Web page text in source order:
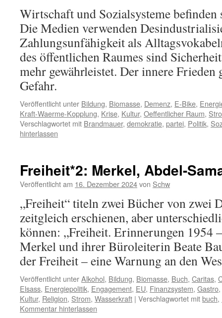
Wirtschaft und Sozialsysteme
Die Medien verwenden
Zahlungsunfähigkeit als
des öffentlichen Raumes sind
mehr gewährleistet. Der innere Frieden
Gefahr.
Veröffentlicht unter Bildung, Biomasse, Demenz, E-Bike,
Kraft-Waerme-Kopplung, Krise, Kultur, Oeffentlicher Raum,
Verschlagwortet mit Brandmauer, demokratie, partei, Politik,
hinterlassen
Freiheit*2: Merkel, Abdel-
Veröffentlicht am 16. Dezember 2024von Schw
„Freiheit“ titeln zwei Bücher von zwei
zeitgleich erschienen, aber
können: „Freiheit. Erinnerungen 1954
Merkel und ihrer Büroleiterin Beate
der Freiheit – eine Warnung an den
Veröffentlicht unterAlkohol, Bildung, Biomasse, Buch, Caritas,
Elsass, Energiepolitik, Engagement, EU, Finanzsystem, Gastro,
Kultur, Religion, Strom, Wasserkraft | Verschlagwortet mitbuch,
Kommentar hinterlassen